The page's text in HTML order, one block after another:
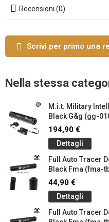
Recensioni (0)
Scrivi per primo una
Nella stessa
M.i.t. Military
Black G&g (gg-
194,90 €
Dettagli
Full Auto Tracer
Black Fma (fma-
44,90 €
Dettagli
Full Auto Tracer